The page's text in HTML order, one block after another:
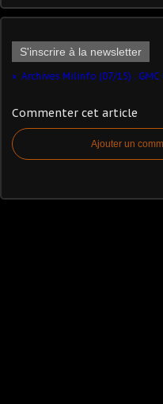
S'inscrire à la newsletter
Commenter cet article
Ajouter un